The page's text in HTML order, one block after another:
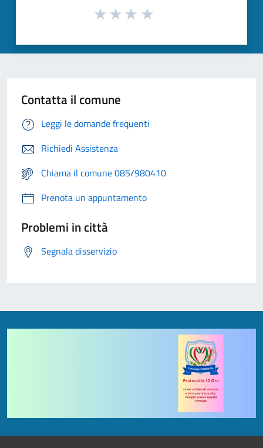
Contatta il comune
Leggi le domande frequenti
Richiedi Assistenza
Chiama il comune 085/980410
Prenota un appuntamento
Problemi in città
Segnala disservizio